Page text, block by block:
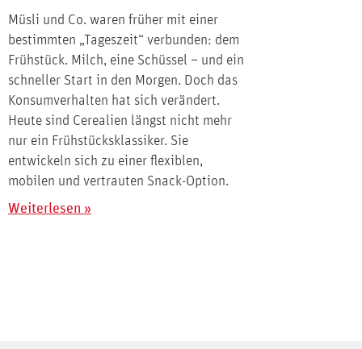
Müsli und Co. waren früher mit einer
bestimmten „Tageszeit“ verbunden: dem
Frühstück. Milch, eine Schüssel – und ein
schneller Start in den Morgen. Doch das
Konsumverhalten hat sich verändert.
Heute sind Cerealien längst nicht mehr
nur ein Frühstücksklassiker. Sie
entwickeln sich zu einer flexiblen,
mobilen und vertrauten Snack-Option.
Weiterlesen »